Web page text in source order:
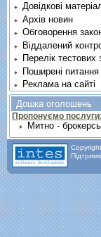
Довідкові
Архів новин
Обговорення
Віддалений
Перелік тестових
Поширені питання
Реклама на сайті
Дошка оголошень
Пропонуємо послуги:
Митно -